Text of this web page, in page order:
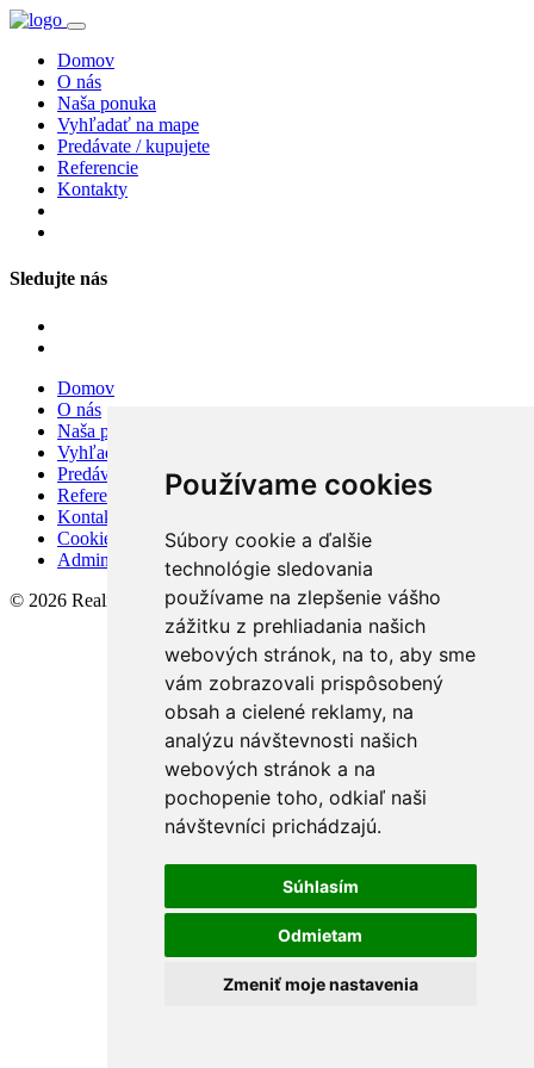
Používame cookies
Súbory cookie a ďalšie
technológie sledovania
používame na zlepšenie vášho
zážitku z prehliadania našich
webových stránok, na to, aby sme
vám zobrazovali prispôsobený
obsah a cielené reklamy, na
analýzu návštevnosti našich
webových stránok a na
pochopenie toho, odkiaľ naši
návštevníci prichádzajú.
Súhlasím
Odmietam
Zmeniť moje nastavenia
Domov
O nás
Naša ponuka
Vyhľadať na mape
Predávate / kupujete
Referencie
Kontakty
Sledujte nás
Domov
O nás
Naša ponuka
Vyhľadať na mape
Predávate / kupujete
Referencie
Kontakty
Cookies
Admin
© 2026 Realista s.r.o.